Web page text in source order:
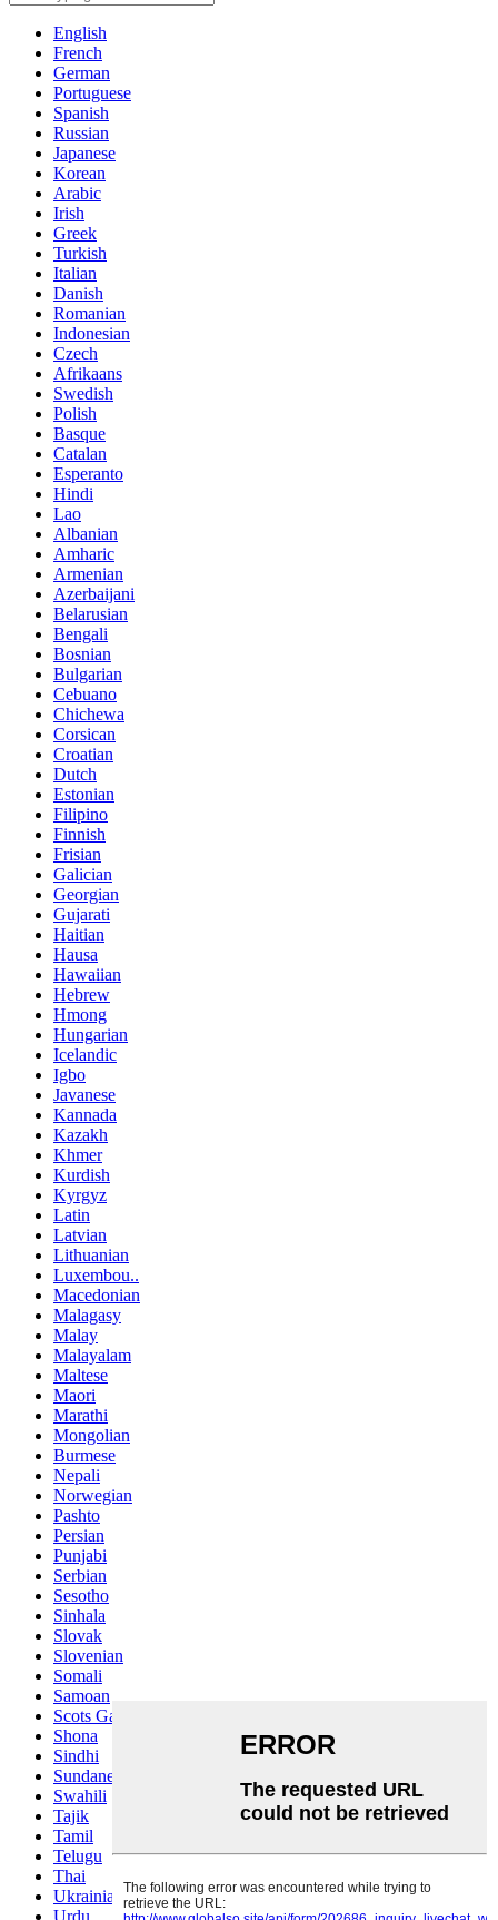
English
French
German
Portuguese
Spanish
Russian
Japanese
Korean
Arabic
Irish
Greek
Turkish
Italian
Danish
Romanian
Indonesian
Czech
Afrikaans
Swedish
Polish
Basque
Catalan
Esperanto
Hindi
Lao
Albanian
Amharic
Armenian
Azerbaijani
Belarusian
Bengali
Bosnian
Bulgarian
Cebuano
Chichewa
Corsican
Croatian
Dutch
Estonian
Filipino
Finnish
Frisian
Galician
Georgian
Gujarati
Haitian
Hausa
Hawaiian
Hebrew
Hmong
Hungarian
Icelandic
Igbo
Javanese
Kannada
Kazakh
Khmer
Kurdish
Kyrgyz
Latin
Latvian
Lithuanian
Luxembou..
Macedonian
Malagasy
Malay
Malayalam
Maltese
Maori
Marathi
Mongolian
Burmese
Nepali
Norwegian
Pashto
Persian
Punjabi
Serbian
Sesotho
Sinhala
Slovak
Slovenian
Somali
Samoan
Scots Gaelic
Shona
Sindhi
Sundanese
Swahili
Tajik
Tamil
Telugu
Thai
Ukrainian
Urdu